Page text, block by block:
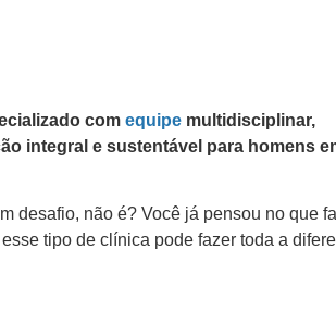
com equipe multidisciplinar,
integral e sustentável para homens
desafio, não é? Você já pensou no que
tipo de clínica pode fazer toda a